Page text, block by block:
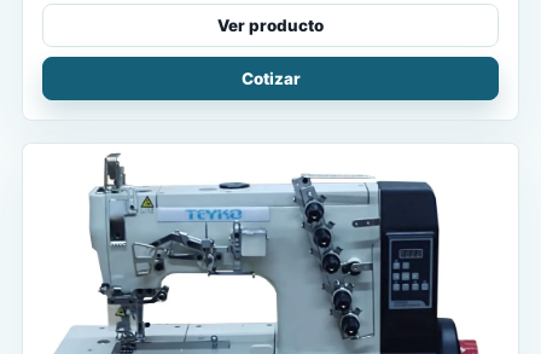
Ver producto
Cotizar